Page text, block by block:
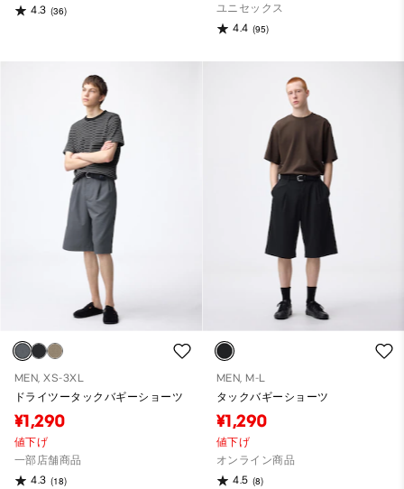
4.3 (36)
ユニセックス
4.4 (95)
MEN, XS-3XL
ドライツータックバギーショーツ
¥1,290
値下げ
一部店舗商品
4.3 (18)
MEN, M-L
タックバギーショーツ
¥1,290
値下げ
オンライン商品
4.5 (8)